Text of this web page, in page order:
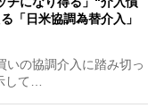
「日米協調為替介入」
の協調介入に踏み切っ
して…